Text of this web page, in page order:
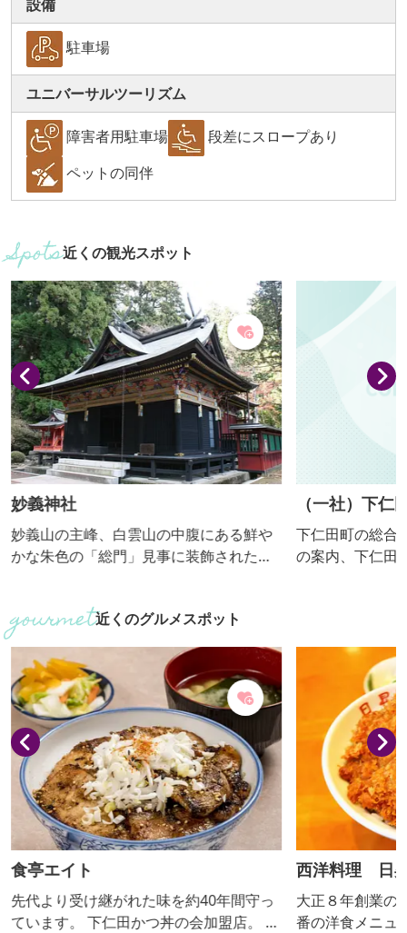
設備
駐車場
ユニバーサルツーリズム
障害者用駐車場
段差にスロープあり
ペットの同伴
近くの観光スポット
妙義神社
妙義山の主峰、白雲山の中腹にある鮮や
かな朱色の「総門」見事に装飾された
になると、樹齢200年余りのシダレザク
ラが参道で花のアーチを作ります。ま
た、ウコン桜が八重、黄色の花を咲かせ
ます。
（一社）下
にゃく手作り
下仁田町の総合
の案内、下仁田
■体験内容 手作り
の受入 可（2人～） ■団体の受
可（10人～120
近くのグルメスポット
食亭エイト
先代より受け継がれた味を約40年間守っ
ています。 下仁田かつ丼の会加盟店。 当
西洋料理 日
大正８年創業の
番の洋食メニュ